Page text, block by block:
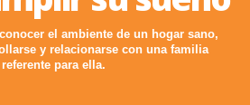
el ambiente de un hogar sano,
y relacionarse con una familia
para ella.